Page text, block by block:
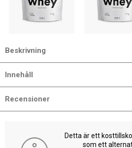
Beskrivning
Innehåll
Recensioner
Detta är ett
som ett